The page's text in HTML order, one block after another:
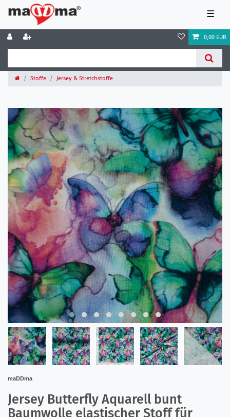
☰
0,00 EUR
Stoffe Jersey & Stretchstoffe
maDDma
Jersey Butterfly Aquarell bunt
Baumwolle elastischer Stoff für